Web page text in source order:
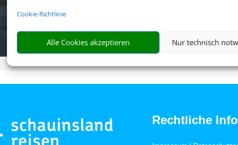
Cookie-Richtlinie
Alle Cookies akzeptieren Nur technisch
Rechtliche